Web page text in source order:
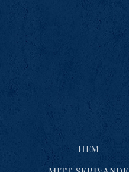
HEM